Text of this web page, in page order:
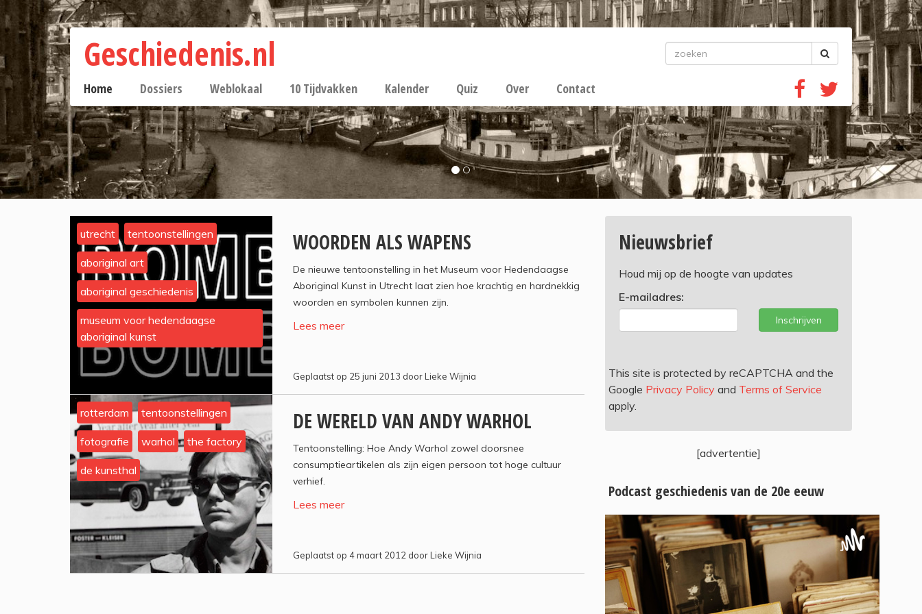
Geschiedenis.nl
Home Dossiers Weblokaal 10 Tijdvakken Kalender Quiz Over Contact
utrecht tentoonstellingen
aboriginal art
aboriginal geschiedenis
museum voor hedendaagse
aboriginal kunst
WOORDEN ALS WAPENS
De nieuwe tentoonstelling in het Museum voor Hedendaagse
Aboriginal Kunst in Utrecht laat zien hoe krachtig en hardnekkig
woorden en symbolen kunnen zijn.
Lees meer
Geplaatst op 25 juni 2013 door Lieke Wijnia
rotterdam tentoonstellingen
fotografie warhol the factory
de kunsthal
DE WERELD VAN ANDY WARHOL
Tentoonstelling: Hoe Andy Warhol zowel doorsnee
consumptieartikelen als zijn eigen persoon tot hoge cultuur
verhief.
Lees meer
Geplaatst op 4 maart 2012 door Lieke Wijnia
Nieuwsbrief
Houd mij op de hoogte van updates
E-mailadres:
Inschrijven
This site is protected by reCAPTCHA and the
Google Privacy Policy and Terms of Service
apply.
[advertentie]
Podcast geschiedenis van de 20e eeuw